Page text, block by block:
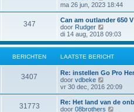
c
h
t
b
e
r
i
c
h
t
k
a
a
t
s
t
e
r
c
h
t
e
k
i
k
a
a
t
s
t
b
e
r
i
ma 26 jun, 2023 18:44
347
Can am outlander 650
door Rudger
e
k
i
j
a
t
s
t
e
di 14 aug, 2018 09:03
BERICHTEN LAATSTE BERICHT
3407
Re: instellen Go Pro
door vdbeke
e
k
i
j
vr 30 dec, 2016 20:09
31773
Re: Het land van de
door 08brothers